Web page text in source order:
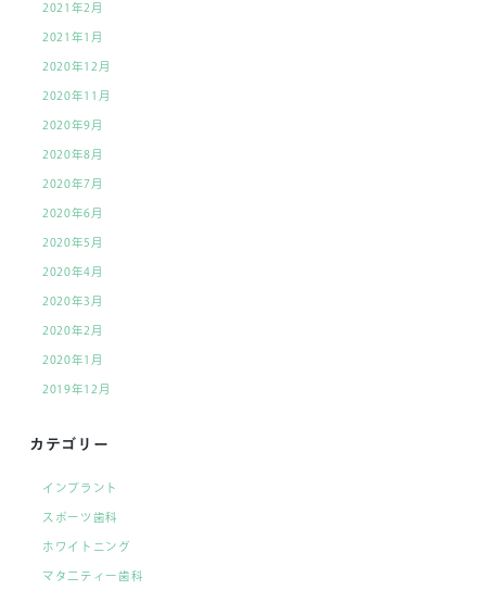
2021年2月
2021年1月
2020年12月
2020年11月
2020年9月
2020年8月
2020年7月
2020年6月
2020年5月
2020年4月
2020年3月
2020年2月
2020年1月
2019年12月
カテゴリー
インプラント
スポーツ歯科
ホワイトニング
マタ二ティー歯科